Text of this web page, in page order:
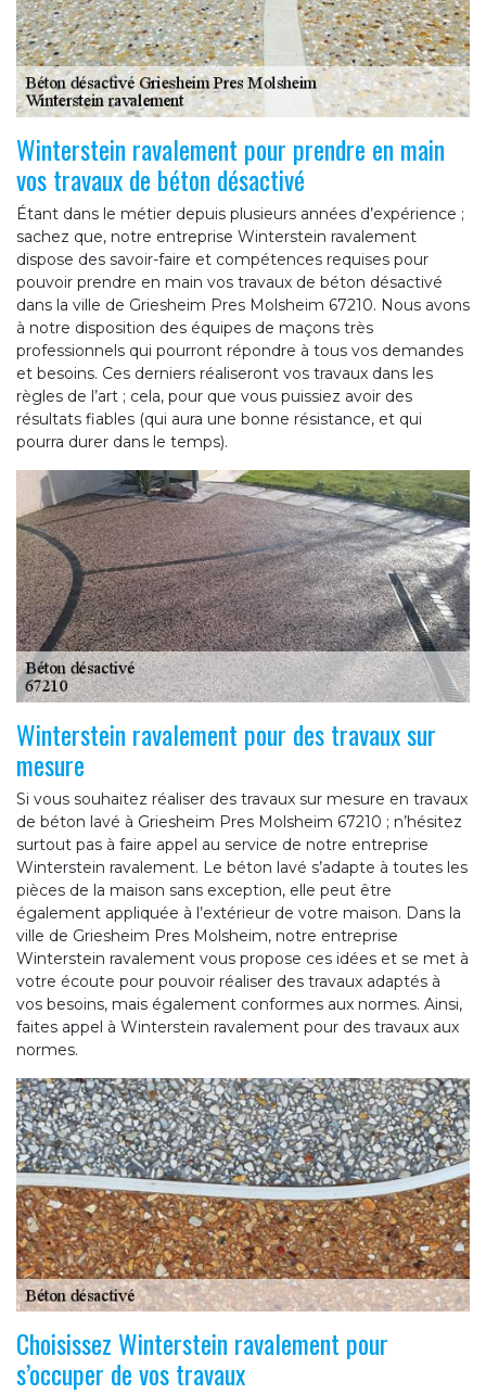
Winterstein ravalement pour prendre en main
vos travaux de béton désactivé
Étant dans le métier depuis plusieurs années d’expérience ;
sachez que, notre entreprise Winterstein ravalement
dispose des savoir-faire et compétences requises pour
pouvoir prendre en main vos travaux de béton désactivé
dans la ville de Griesheim Pres Molsheim 67210. Nous avons
à notre disposition des équipes de maçons très
professionnels qui pourront répondre à tous vos demandes
et besoins. Ces derniers réaliseront vos travaux dans les
règles de l’art ; cela, pour que vous puissiez avoir des
résultats fiables (qui aura une bonne résistance, et qui
pourra durer dans le temps).
Winterstein ravalement pour des travaux sur
mesure
Si vous souhaitez réaliser des travaux sur mesure en travaux
de béton lavé à Griesheim Pres Molsheim 67210 ; n’hésitez
surtout pas à faire appel au service de notre entreprise
Winterstein ravalement. Le béton lavé s’adapte à toutes les
pièces de la maison sans exception, elle peut être
également appliquée à l’extérieur de votre maison. Dans la
ville de Griesheim Pres Molsheim, notre entreprise
Winterstein ravalement vous propose ces idées et se met à
votre écoute pour pouvoir réaliser des travaux adaptés à
vos besoins, mais également conformes aux normes. Ainsi,
faites appel à Winterstein ravalement pour des travaux aux
normes.
Choisissez Winterstein ravalement pour
s’occuper de vos travaux